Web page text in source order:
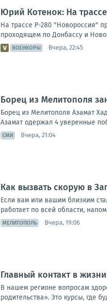
Юрий Котенок: На
На трассе Р-280 "Новороссия"
проходящем по Донбассу и
ВОЕНКОРЫ Вчера, 22:45
Борец из Мелитополя
Борец из Мелитополя Азамат
Азамат одержал 4 уверенные
СМИ Вчера, 21:04
Как вызвать скорую в
Если вам или вашим близким
работает по всей области,
МЕЛИТОПОЛЬ Вчера, 19:06
Главный контакт в
В нашем регионе вопросам
родительства». Это курсы, где